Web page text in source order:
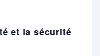
et la sécurité